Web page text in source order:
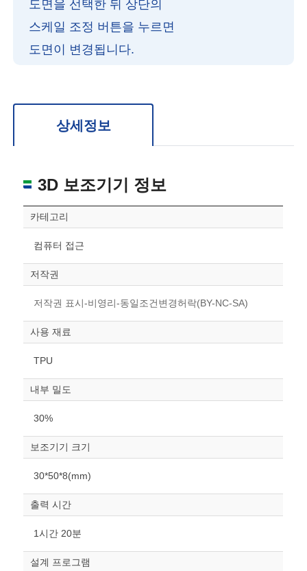
도면을 선택한 뒤 상단의
스케일 조정 버튼을 누르면
도면이 변경됩니다.
위치 이동: 우측 드래그
조정“ 버튼을 눌러주세요.
너비
높이
mm
상세정보
3D 보조기기 정보
카테고리
컴퓨터 접근
저작권
저작권 표시-비영리-동일조건변경허락(BY-NC-SA)
사용 재료
TPU
내부 밀도
30%
보조기기 크기
30*50*8(mm)
출력 시간
1시간 20분
설계 프로그램